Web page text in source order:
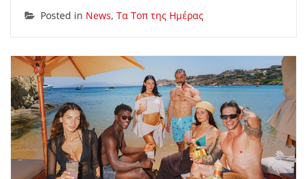
Posted in News, Τα Τοπ της Ημέρας